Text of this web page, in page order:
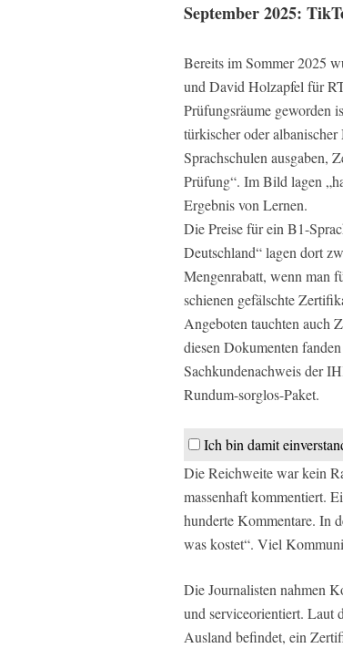
September 2025:
Bereits im Sommer 2025
und David Holzapfel für
Prüfungsräume geworden
türkischer oder
Sprachschulen ausgaben,
Prüfung“. Im Bild lagen
Ergebnis von Lernen.
Die Preise für ein B1-
Deutschland“ lagen dort
Mengenrabatt, wenn man
schienen gefälschte
Angeboten tauchten auch
diesen Dokumenten
Sachkundenachweis der
Rundum-sorglos-Paket.
Ich bin damit
Die Reichweite war kein
massenhaft kommentiert.
hunderte Kommentare. In
was kostet“. Viel
Die Journalisten nahmen
und serviceorientiert. Laut
Ausland befindet, ein